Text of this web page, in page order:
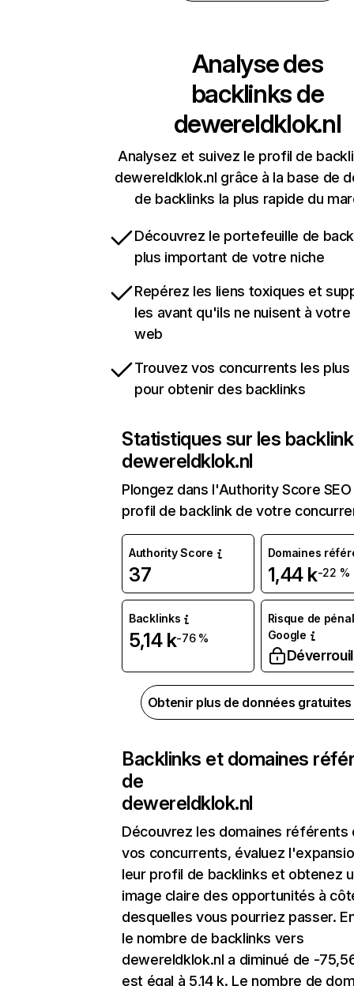
Analyse des
backlinks de
dewereldklok.nl
Analysez et suivez le profil de
dewereldklok.nl grâce à la base de
de backlinks la plus rapide du
Découvrez le portefeuille de
plus important de votre niche
Repérez les liens toxiques et
les avant qu'ils ne nuisent à
web
Trouvez vos concurrents les
pour obtenir des backlinks
Statistiques sur les
dewereldklok.nl
Plongez dans l'Authority Score
profil de backlink de votre
Authority Score
37
Domaines
1,44 k-22 %
Backlinks
5,14 k-76 %
Risque de
Google
Obtenir plus de données
Backlinks et domaines
de
dewereldklok.nl
Découvrez les domaines référents
vos concurrents, évaluez
leur profil de backlinks et obtenez
image claire des opportunités à
desquelles vous pourriez passer.
le nombre de backlinks vers
dewereldklok.nl a diminué de -
est égal à 5,14 k. Le nombre de